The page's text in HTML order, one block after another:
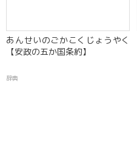
あんせいのごかこくじょうやく
【安政の五か国条約】
辞典